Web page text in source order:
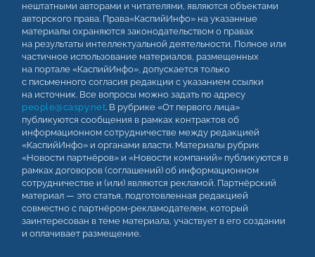
нештатными авторами и читателями, являются объектами
авторского права. Права«КаспийИнфо» на указанные
материалы охраняются законодательством о правах
на результаты интеллектуальной деятельности. Полное или
частичное использование материалов, размещенных
на портале «КаспийИнфо», допускается только
с письменного согласия редакции с указанием ссылки
на источник. Все вопросы можно задать по адресу
people@caspy.net. В рубрике «От первого лица»
публикуются сообщения в рамках контрактов об
информационном сотрудничестве между редакцией
«КаспийИнфо» и органами власти. Материалы рубрик
«Новости партнёров» и «Новости компаний» публикуются в
рамках договоров (соглашений) об информационном
сотрудничестве и (или) являются рекламой. Партнёрский
материал — это статья, подготовленная редакцией
совместно с партнёром-рекламодателем, который
заинтересован в теме материала, участвует в его создании
и оплачивает размещение.